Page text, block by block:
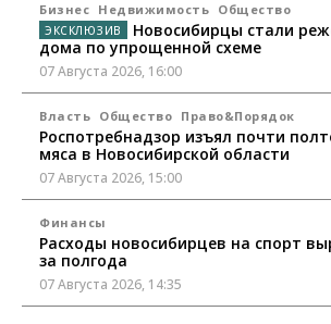
Бизнес Недвижимость Общество
Новосибирцы стали
дома по упрощенной схеме
07 Августа 2026, 16:00
Власть Общество Право&Порядок
Роспотребнадзор изъял почти
мяса в Новосибирской области
07 Августа 2026, 15:00
Финансы
Расходы новосибирцев на спорт
за полгода
07 Августа 2026, 14:35